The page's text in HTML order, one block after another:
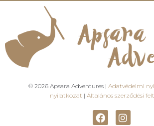
© 2026 Apsara Adventures | Adatvédelmi
nyilatkozat | Általános szerződési